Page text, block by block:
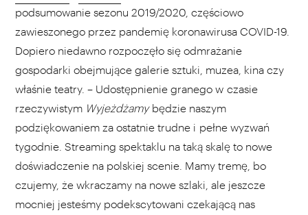
podsumowanie sezonu 2019/2020, częściowo
zawieszonego przez pandemię koronawirusa COVID-19.
Dopiero niedawno rozpoczęło się odmrażanie
gospodarki obejmujące galerie sztuki, muzea, kina czy
właśnie teatry. – Udostępnienie granego w czasie
rzeczywistym Wyjeżdżamy będzie naszym
podziękowaniem za ostatnie trudne i pełne wyzwań
tygodnie. Streaming spektaklu na taką skalę to nowe
doświadczenie na polskiej scenie. Mamy tremę, bo
czujemy, że wkraczamy na nowe szlaki, ale jeszcze
mocniej jesteśmy podekscytowani czekającą nas